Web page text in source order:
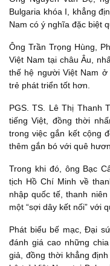
Bulgaria khóa I, khẳng
Nam có ý nghĩa đặc biệt
Ông Trần Trọng Hùng,
Việt Nam tại châu Âu,
thế hệ người Việt Nam
trẻ phát triển tốt hơn.
PGS. TS. Lê Thị Thanh
tiếng Việt, đồng thời
trong việc gắn kết cộng
thêm gắn bó với quê
Trong khi đó, ông Bạc
tịch Hồ Chí Minh về
nhập quốc tế, thanh
một “sợi dây kết nối” với
Phát biểu bế mạc, Đại
đánh giá cao những
giả, đồng thời khẳng